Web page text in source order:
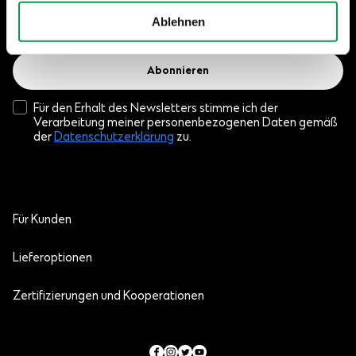
Ablehnen
Abonnieren
Für den Erhalt des Newsletters stimme ich der
Verarbeitung meiner personenbezogenen Daten gemäß
derDatenschutzerklärung zu.
Für Kunden
Zertifizierungen und Kooperationen
Lieferoptionen